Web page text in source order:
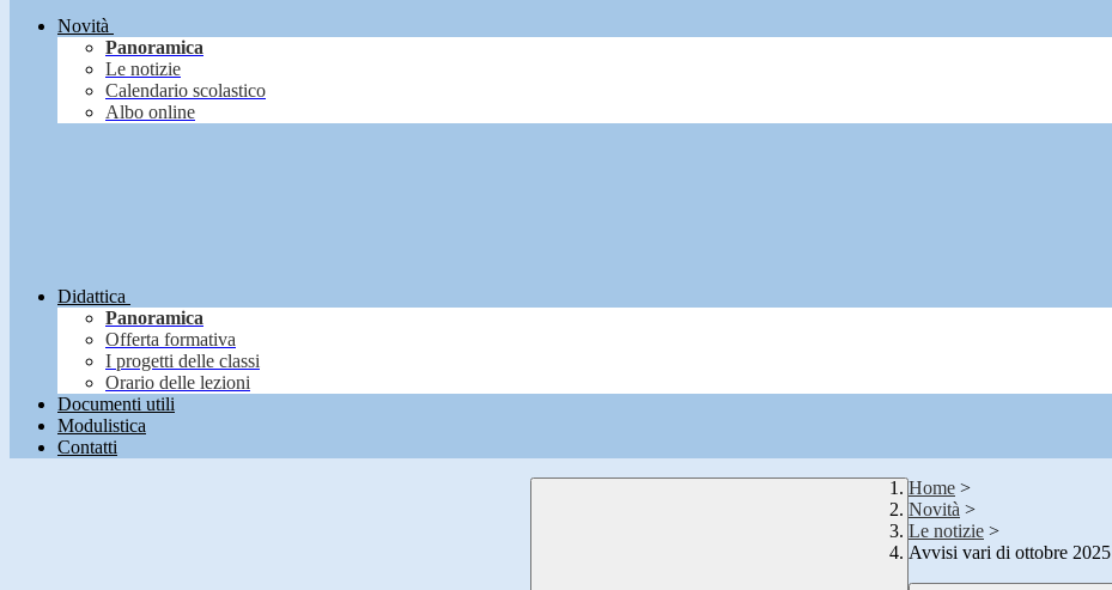
Novità
Panoramica
Le notizie
Calendario scolastico
Albo online
Didattica
Panoramica
Offerta formativa
I progetti delle classi
Orario delle lezioni
Documenti utili
Modulistica
Contatti
Home >
Novità >
Le notizie >
Avvisi vari di ottobre 2025